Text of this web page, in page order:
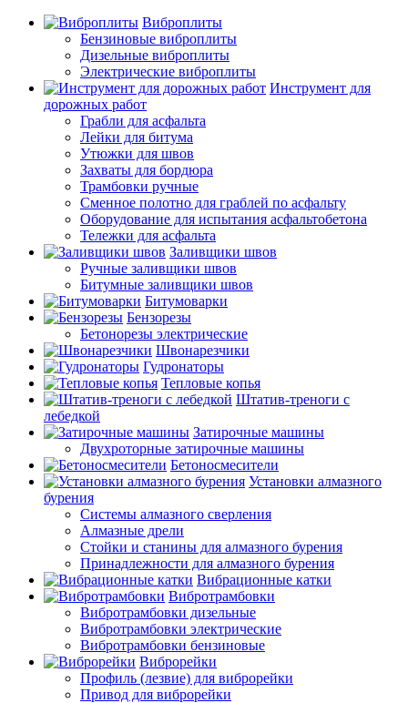
Виброплиты
Бензиновые виброплиты
Дизельные виброплиты
Электрические виброплиты
Инструмент для
дорожных работ
Грабли для асфальта
Лейки для битума
Утюжки для швов
Захваты для бордюра
Трамбовки ручные
Сменное полотно для граблей по асфальту
Оборудование для испытания асфальтобетона
Тележки для асфальта
Заливщики швов
Ручные заливщики швов
Битумные заливщики швов
Битумоварки
Бензорезы
Бетонорезы электрические
Швонарезчики
Гудронаторы
Тепловые копья
Штатив-треноги с
лебедкой
Затирочные машины
Двухроторные затирочные машины
Бетоносмесители
Установки алмазного
бурения
Системы алмазного сверления
Алмазные дрели
Стойки и станины для алмазного бурения
Принадлежности для алмазного бурения
Вибрационные катки
Вибротрамбовки
Вибротрамбовки дизельные
Вибротрамбовки электрические
Вибротрамбовки бензиновые
Виброрейки
Профиль (лезвие) для виброрейки
Привод для виброрейки